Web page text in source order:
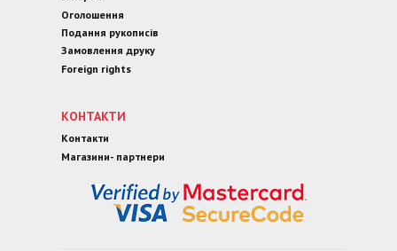
Оголошення
Подання рукописів
Замовлення друку
Foreign rights
КОНТАКТИ
Контакти
Магазини- партнери